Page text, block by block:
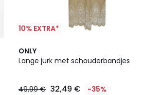
10% EXTRA*
ONLY
Lange jurk met schouderbandjes
49,99 € 32,49 € -35%
3
Kleuren